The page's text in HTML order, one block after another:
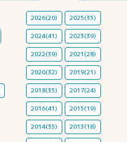
2026(20) 2025(35)
2024(41) 2023(39)
2022(39) 2021(28)
2020(32) 2019(21)
2018(35) 2017(24)
2016(41) 2015(19)
2014(35) 2013(18)